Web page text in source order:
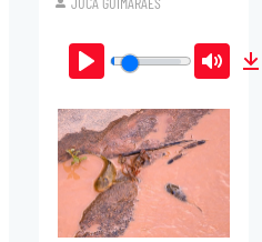
Play Mute